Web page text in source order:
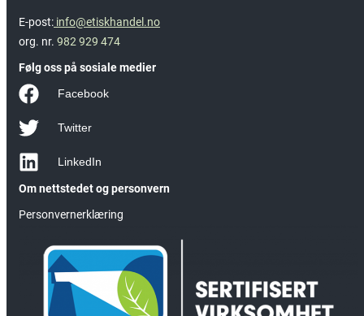
E-post: info@etiskhandel.no
org. nr. 982 929 474
Følg oss på sosiale medier
Facebook
Twitter
LinkedIn
Om nettstedet og personvern
Personvernerklæring